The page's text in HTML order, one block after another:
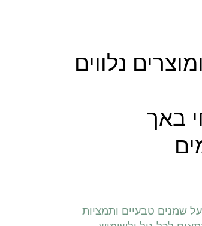
נלווים
באך